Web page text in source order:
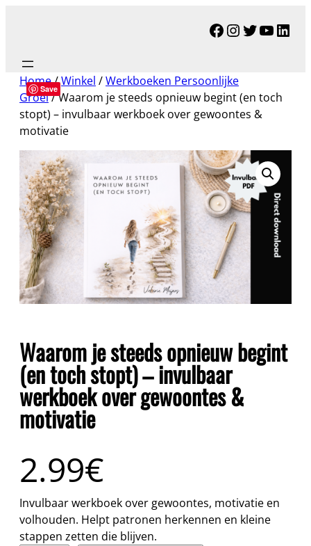
inhoud
Facebook
Instagram
Twitter
Save
Home/Winkel /Werkboeken Persoonlijke
Groei/ Waarom je steeds opnieuw begint (en toch
stopt) – invulbaar werkboek over gewoontes &
motivatie
Waarom je steeds opnieuw begint
(en toch stopt) – invulbaar
werkboek over gewoontes &
motivatie
2.99€
Invulbaar werkboek over gewoontes, motivatie en
volhouden. Helpt patronen herkennen en kleine
stappen zetten die blijven.